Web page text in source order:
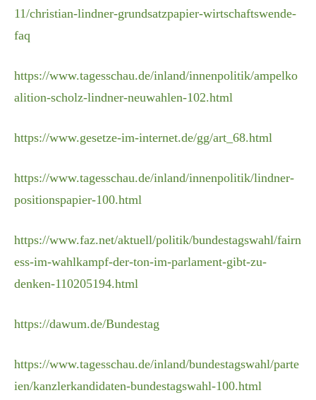
11/christian-lindner-grundsatzpapier-wirtschaftswende-
faq
https://www.tagesschau.de/inland/innenpolitik/ampelko
alition-scholz-lindner-neuwahlen-102.html
https://www.gesetze-im-internet.de/gg/art_68.html
https://www.tagesschau.de/inland/innenpolitik/lindner-
positionspapier-100.html
https://www.faz.net/aktuell/politik/bundestagswahl/fairn
ess-im-wahlkampf-der-ton-im-parlament-gibt-zu-
denken-110205194.html
https://dawum.de/Bundestag
https://www.tagesschau.de/inland/bundestagswahl/parte
ien/kanzlerkandidaten-bundestagswahl-100.html